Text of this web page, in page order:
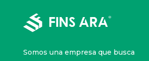
Somos una empresa que busca